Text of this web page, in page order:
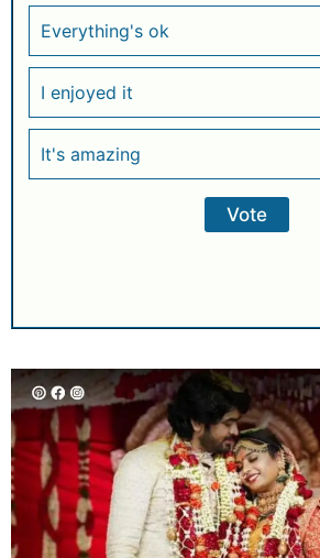
Everything's ok
I enjoyed it
It's amazing